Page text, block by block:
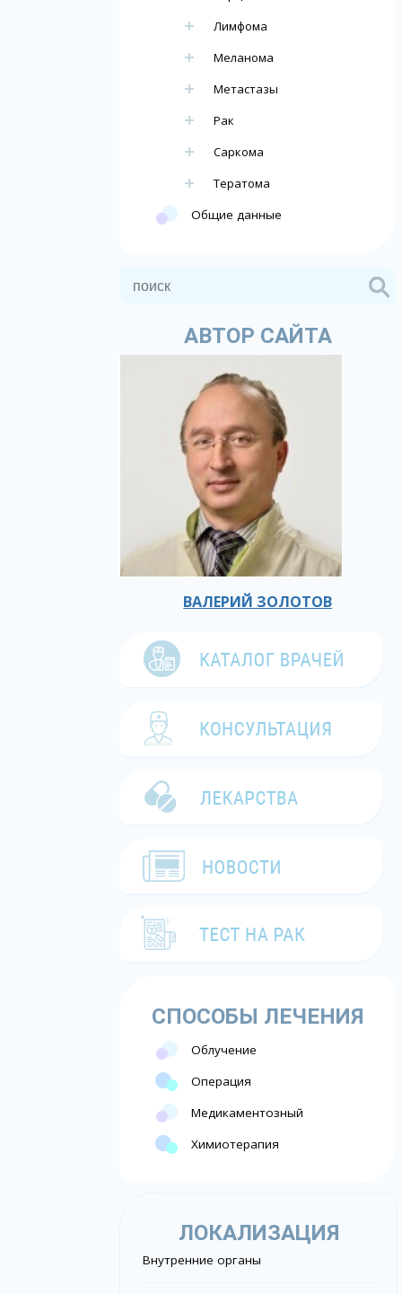
Лимфома
Меланома
Метастазы
Рак
Саркома
Тератома
Общие данные
АВТОР САЙТА
ВАЛЕРИЙ ЗОЛОТОВ
СПОСОБЫ ЛЕЧЕНИЯ
Облучение
Операция
Медикаментозный
Химиотерапия
ЛОКАЛИЗАЦИЯ
Внутренние органы